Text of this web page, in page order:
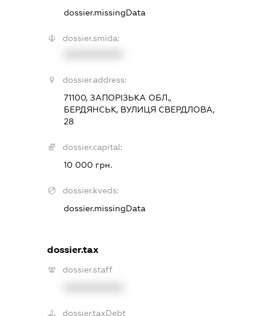
dossier.missingData
dossier.smida:
dossier.address:
71100, ЗАПОРІЗЬКА ОБЛ.,
БЕРДЯНСЬК, ВУЛИЦЯ СВЕРДЛОВА,
28
dossier.capital:
10 000 грн.
dossier.kveds:
dossier.missingData
dossier.tax
dossier.staff
dossier.taxDebt